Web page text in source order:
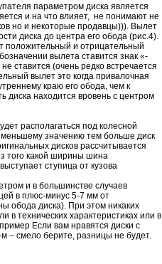
параметром диска является
и на что влияет, не понимают не
но и некоторые продавцы))). Вылет
диска до центра его обода (рис.4).
положительный и отрицательный
вылета ставится знак «-
ставится (очень редко встречается
вылет это когда привалочная
краю его обода, чем к
диска находится вровень с центром
располагаться под колесной
значению тем больше диск
дисков рассчитывается
того какой ширины шина
ступица от кузова
и в большинстве случаев
в плюс-минус 5-7 мм от
обода диска). При этом никаких
в технических характеристиках или в
Если вам нравятся диски с
– смело берите, разницы не будет.